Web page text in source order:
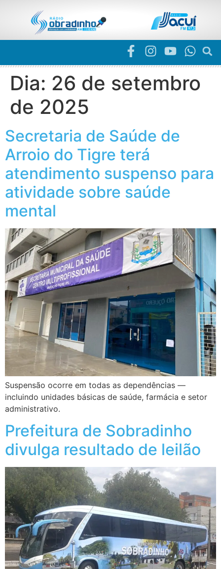
Dia: 26 de setembro
de 2025
Secretaria de Saúde de
Arroio do Tigre terá
atendimento suspenso para
atividade sobre saúde
mental
Suspensão ocorre em todas as dependências —
incluindo unidades básicas de saúde, farmácia e setor
administrativo.
Prefeitura de Sobradinho
divulga resultado de leilão